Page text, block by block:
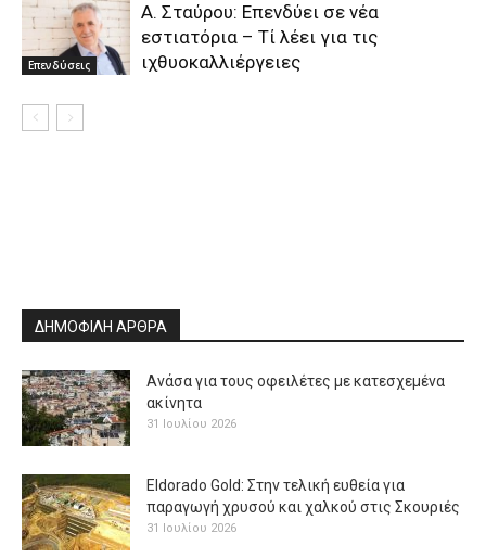
Επενδύσεις
Α. Σταύρου: Επενδύει σε νέα
εστιατόρια – Τί λέει για τις
ιχθυοκαλλιέργειες
ΔΗΜΟΦΙΛΗ ΑΡΘΡΑ
Ανάσα για τους οφειλέτες με κατεσχεμένα
ακίνητα
31 Ιουλίου 2026
Eldorado Gold: Στην τελική ευθεία για
παραγωγή χρυσού και χαλκού στις Σκουριές
31 Ιουλίου 2026